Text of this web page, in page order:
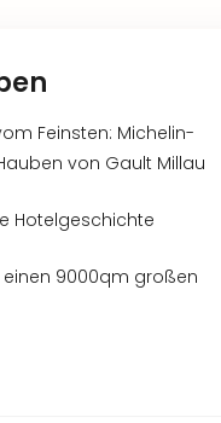
Feinsten: Michelin-
von Gault Millau
Hotelgeschichte
einen 9000qm großen